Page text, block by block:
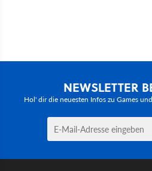
NEWSLETTER
Hol' dir die neuesten Infos zu Games